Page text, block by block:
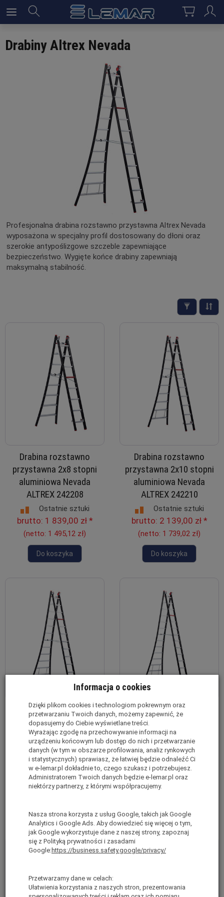
Drabiny Altrex Nevada
Profesjonalna drabina rozstawno przystawna Altrex Nevada
wyposażona w specjalny profil dostosowany do dłoni oraz
szerokie antypoślizgowe szczeble zapewniające
bezpieczeństwo. Wygięte końce drabiny zapewniają
maksymalną stabilność.
Drabina rozstawno
przystawna 2x8 stopni
aluminiowa Nevada
ALTREX 242208
Ostatnie sztuki
brutto: 1 839,00 zł*
(netto: 1 495,12 zł)
Do koszyka
Drabina rozstawno
przystawna 2x10 stopni
aluminiowa Nevada
ALTREX 242210
Ostatnie sztuki
brutto: 2 139,00 zł*
(netto: 1 739,02 zł)
Do koszyka
Drabina rozstawno
przystawna 2x12 stopni
aluminiowa Nevada
ALTREX 242212
Ostatnie sztuki
brutto:2 569,00 zł*
(netto:2 088,62 zł
Drabina rozstawno
przystawna 2x14 stopni
aluminiowa Nevada
ALTREX 242214
Chwilowy Brak
brutto:3 039,00 zł
(netto:
Informacja o cookies
Dzięki plikom cookies i technologiom pokrewnym oraz
przetwarzaniu Twoich danych, możemy zapewnić, że
dopasujemy do Ciebie wyświetlane treści.
Wyrażając zgodę na przechowywanie informacji na
urządzeniu końcowym lub dostęp do nich i przetwarzanie
danych (w tym w obszarze profilowania, analiz rynkowych
i statystycznych) sprawiasz, że łatwiej będzie odnaleźć Ci
w e-lemar.pl dokładnie to, czego szukasz i potrzebujesz.
Administratorem Twoich danych będzie e-lemar.pl oraz
niektórzy partnerzy, z którymi współpracujemy.
Nasza strona korzysta z usług Google, takich jak Google
Analytics i Google Ads. Aby dowiedzieć się więcej o tym,
jak Google wykorzystuje dane z naszej strony, zapoznaj
się z Polityką prywatności i zasadami
Google: https://business.safety.google/privacy/
Przetwarzamy dane w celach:
Ułatwienia korzystania z naszych stron, prezentowania